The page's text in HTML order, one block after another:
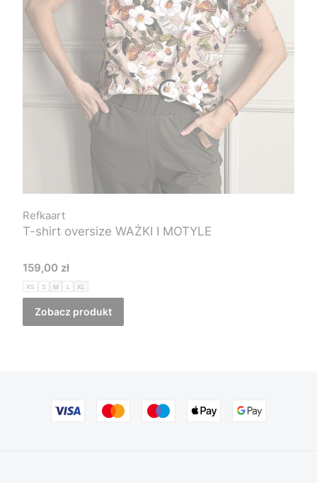
T-shirt oversize WAŻKI I MOTYLE
Refkaart
Cena
159,00 zł
XS S M L XL
Zobacz produkt